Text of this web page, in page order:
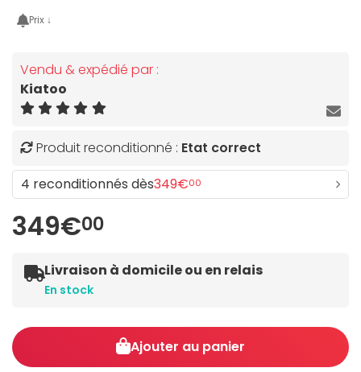
Prix ↓
Vendu & expédié par :
Kiatoo
Produit reconditionné : Etat correct
4 reconditionnés dès349€00
349€00
Livraison à domicile ou en relais
En stock
Ajouter au panier